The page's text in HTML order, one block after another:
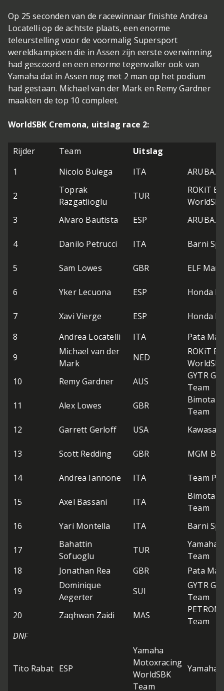
Op 25 seconden van de racewinnaar finishte Andrea
Locatelli op de achtste plaats, een enorme
teleurstelling voor de voormalig Supersport
wereldkampioen die in Assen zijn eerste overwinning
had gescoord en een enorme tegenvaller ook van
Yamaha dat in Assen nog met 2 man op het podium
had gestaan. Michael van der Mark en Remy Gardner
maakten de top 10 compleet.
WorldSBK Cremona, uitslag race 2:
Rijder Team
Uitslag
1
Nicolo Bulega ITA
2
Toprak
Razgatlioglu
TUR
ROKiT
3
Alvaro Bautista ESP
4 Danilo Petrucci ITA Barni
5 Sam Lowes GBR ELF
6 Yker Lecuona ESP Honda
7 Xavi Vierge ESP
Honda
8
Andrea Locatelli ITA
Pata
9
Michael van der
Mark
NED
ROKiT
10
Remy Gardner AUS
GYTR
Team
11
Alex Lowes GBR
Bimota
Team
12
Garrett Gerloff USA
13 Scott Redding GBR MGM
14 Andrea Iannone ITA Team
15 Axel Bassani ITA
Bimota
Team
16
Yari Montella ITA Barni
17
Bahattin
Sofuoglu
TUR
Yamaha
Team
18
Jonathan Rea GBR
Pata
19
Dominique
Aegerter
SUI
GYTR
Team
20
Zaqhwan Zaidi MAS
Team
DNF
Tito Rabat ESP
Yamaha
Motoxracing
WorldSBK
Team
Yamaha